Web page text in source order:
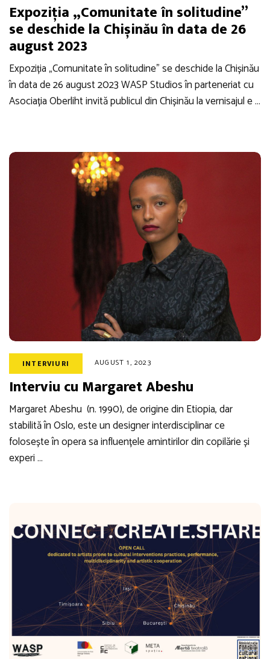
Expoziția „Comunitate în solitudine”
se deschide la Chișinău în data de 26
august 2023
Expoziția „Comunitate în solitudine” se deschide la Chișinău
în data de 26 august 2023 WASP Studios în parteneriat cu
Asociația Oberliht invită publicul din Chișinău la vernisajul e …
INTERVIURI AUGUST 1, 2023
Interviu cu Margaret Abeshu
Margaret Abeshu (n. 1990), de origine din Etiopia, dar
stabilită în Oslo, este un designer interdisciplinar ce
folosește în opera sa influențele amintirilor din copilărie și
experi …